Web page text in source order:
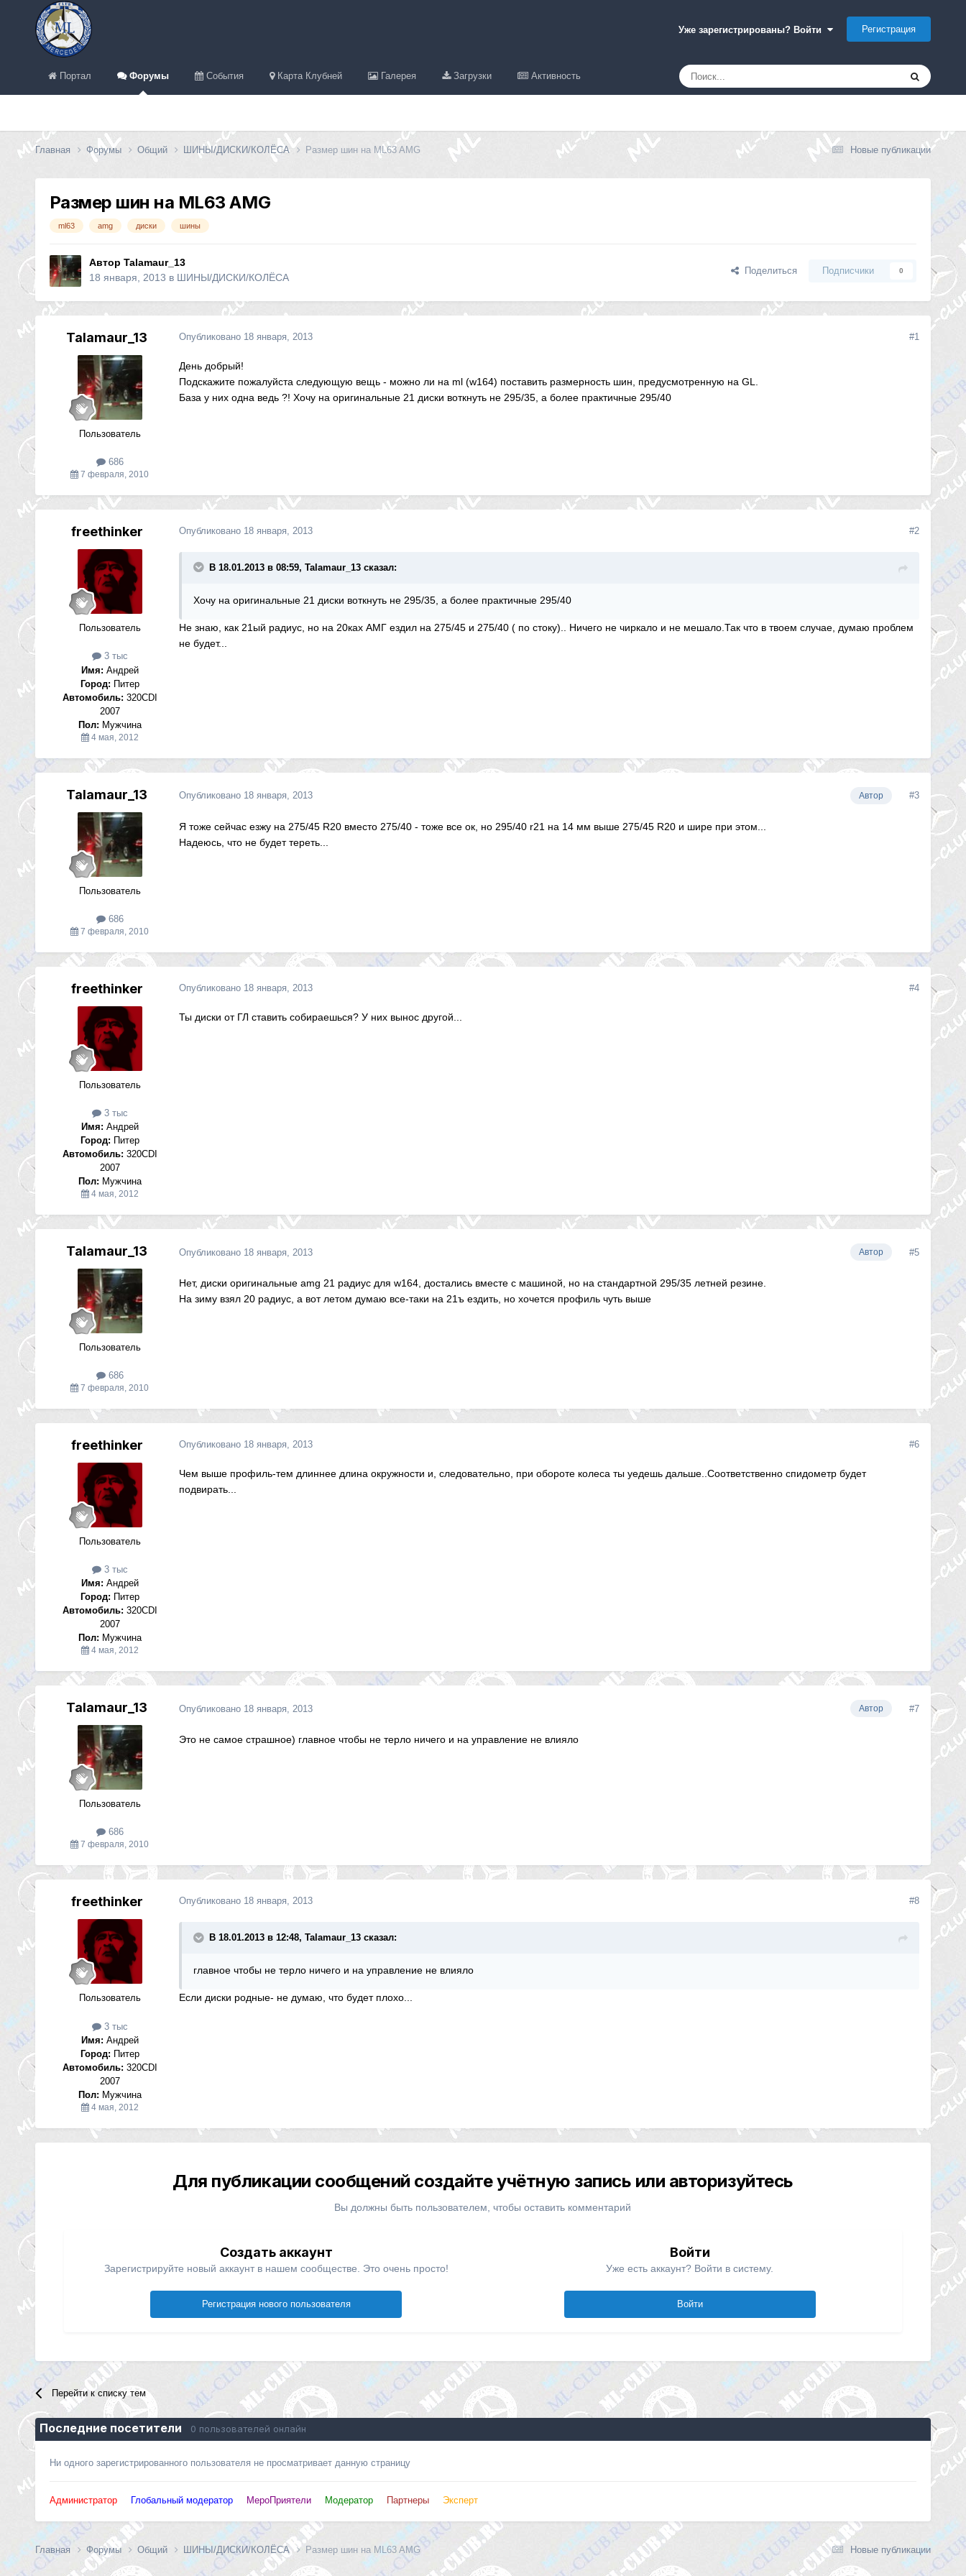
Уже зарегистрированы? Войти Регистрация
Портал Форумы События Карта Клубней Галерея Загрузки Активность
Новые публикации
Главная Форумы Общий ШИНЫ/ДИСКИ/КОЛЁСА Размер шин на ML63 AMG
Размер шин на ML63 AMG
ml63 amg диски шины
Автор Talamaur_13
18 января, 2013 в ШИНЫ/ДИСКИ/КОЛЁСА
Поделиться Подписчики 0
Talamaur_13
Пользователь
686
7 февраля, 2010
#1
Опубликовано 18 января, 2013
День добрый!
Подскажите пожалуйста следующую вещь - можно ли на ml (w164) поставить размерность шин, предусмотренную на GL.
База у них одна ведь ?! Хочу на оригинальные 21 диски воткнуть не 295/35, а более практичные 295/40
freethinker
Пользователь
3 тыс
Имя: Андрей
Город: Питер
Автомобиль: 320CDI
2007
Пол: Мужчина
4 мая, 2012
#2
Опубликовано 18 января, 2013
В 18.01.2013 в 08:59, Talamaur_13 сказал:
Хочу на оригинальные 21 диски воткнуть не 295/35, а более практичные 295/40
Не знаю, как 21ый радиус, но на 20ках АМГ ездил на 275/45 и 275/40 ( по стоку).. Ничего не чиркало и не мешало.Так что в твоем случае, думаю проблем
не будет...
Talamaur_13
Пользователь
686
7 февраля, 2010
Автор #3
Опубликовано 18 января, 2013
Я тоже сейчас езжу на 275/45 R20 вместо 275/40 - тоже все ок, но 295/40 r21 на 14 мм выше 275/45 R20 и шире при этом...
Надеюсь, что не будет тереть...
freethinker
Пользователь
3 тыс
Имя: Андрей
Город: Питер
Автомобиль: 320CDI
2007
Пол: Мужчина
4 мая, 2012
#4
Опубликовано 18 января, 2013
Ты диски от ГЛ ставить собираешься? У них вынос другой...
Talamaur_13
Пользователь
686
7 февраля, 2010
Автор #5
Опубликовано 18 января, 2013
Нет, диски оригинальные amg 21 радиус для w164, достались вместе с машиной, но на стандартной 295/35 летней резине.
На зиму взял 20 радиус, а вот летом думаю все-таки на 21ъ ездить, но хочется профиль чуть выше
freethinker
Пользователь
3 тыс
Имя: Андрей
Город: Питер
Автомобиль: 320CDI
2007
Пол: Мужчина
4 мая, 2012
#6
Опубликовано 18 января, 2013
Чем выше профиль-тем длиннее длина окружности и, следовательно, при обороте колеса ты уедешь дальше..Соответственно спидометр будет
подвирать...
Talamaur_13
Пользователь
686
7 февраля, 2010
Автор #7
Опубликовано 18 января, 2013
Это не самое страшное) главное чтобы не терло ничего и на управление не влияло
freethinker
Пользователь
3 тыс
Имя: Андрей
Город: Питер
Автомобиль: 320CDI
2007
Пол: Мужчина
4 мая, 2012
#8
Опубликовано 18 января, 2013
В 18.01.2013 в 12:48, Talamaur_13 сказал:
главное чтобы не терло ничего и на управление не влияло
Если диски родные- не думаю, что будет плохо...
Для публикации сообщений создайте учётную запись или авторизуйтесь
Вы должны быть пользователем, чтобы оставить комментарий
Создать аккаунт
Зарегистрируйте новый аккаунт в нашем сообществе. Это очень просто!
Регистрация нового пользователя
Войти
Уже есть аккаунт? Войти в систему.
Войти
Перейти к списку тем
Последние посетители 0 пользователей онлайн
Ни одного зарегистрированного пользователя не просматривает данную страницу
Администратор Глобальный модератор МероПриятели Модератор Партнеры Эксперт
Новые публикации
Главная Форумы Общий ШИНЫ/ДИСКИ/КОЛЁСА Размер шин на ML63 AMG